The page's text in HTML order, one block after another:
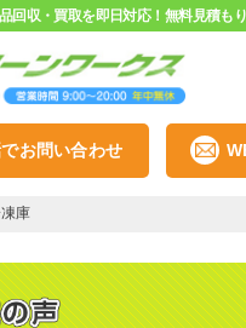
回収・買取を即日対応！無料見積も
お問い合わせ
庫